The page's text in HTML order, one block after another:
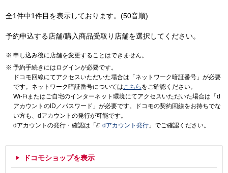
全1件中1件目を表示しております。(50音順)
予約申込する店舗/購入商品受取り店舗を選択してください。
申し込み後に店舗を変更することはできません。
予約手続きにはログインが必要です。
ドコモ回線にてアクセスいただいた場合は「ネットワーク暗証番号」が必要
です。ネットワーク暗証番号についてはこちら をご確認ください。
Wi-Fiまたはご自宅のインターネット環境にてアクセスいただいた場合は「d
アカウントのID／パスワード」が必要です。ドコモの契約回線をお持ちでな
い方も、dアカウントの発行が可能です。
dアカウントの発行・確認は「
dアカウント発行 」でご確認ください。
ドコモショップを表示